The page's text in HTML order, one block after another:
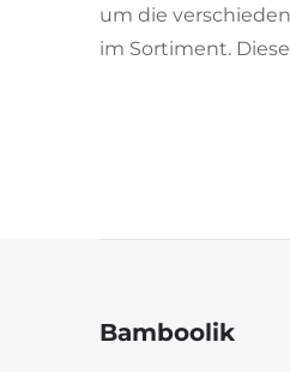
um die
im Sortiment.
Bamboolik